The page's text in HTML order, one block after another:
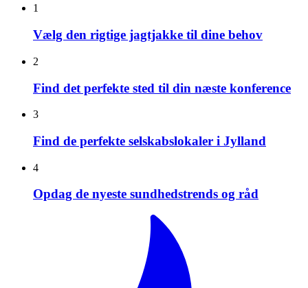
1
Vælg den rigtige jagtjakke til dine behov
2
Find det perfekte sted til din næste konference
3
Find de perfekte selskabslokaler i Jylland
4
Opdag de nyeste sundhedstrends og råd